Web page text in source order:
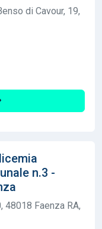
di Cavour, 19,
n.3 -
48018 Faenza RA,